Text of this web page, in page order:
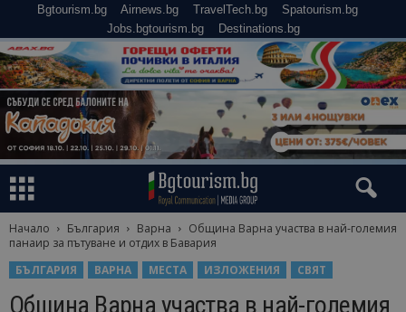
Bgtourism.bg Airnews.bg TravelTech.bg
Spatourism.bg
Jobs.bgtourism.bg
Destinations.bg
Начало България Варна
Община Варна участва в най-големия
панаир за пътуване и отдих в Бавария
БЪЛГАРИЯ
ВАРНА МЕСТА ИЗЛОЖЕНИЯ СВЯТ
Община Варна участва в най-големия